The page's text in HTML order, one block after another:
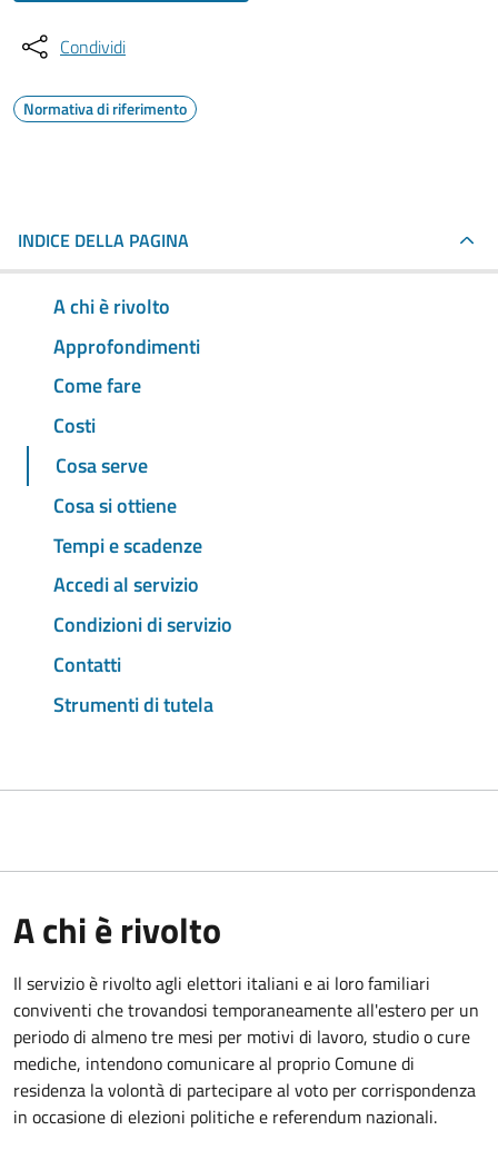
Condividi
Normativa di riferimento
INDICE DELLA PAGINA
A chi è rivolto
Approfondimenti
Come fare
Costi
Cosa serve
Cosa si ottiene
Tempi e scadenze
Accedi al servizio
Condizioni di servizio
Contatti
Strumenti di tutela
A chi è rivolto
Il servizio è rivolto agli elettori italiani e ai loro familiari
conviventi che trovandosi temporaneamente all'estero per un
periodo di almeno tre mesi per motivi di lavoro, studio o cure
mediche, intendono comunicare al proprio Comune di
residenza la volontà di partecipare al voto per corrispondenza
in occasione di elezioni politiche e referendum nazionali.